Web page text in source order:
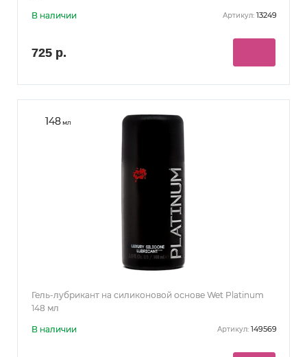
В наличии Артикул: 13249
725 р.
148мл
Гель-лубрикант на силиконовой основе Wet Platinum
148 мл
В наличии Артикул: 149569